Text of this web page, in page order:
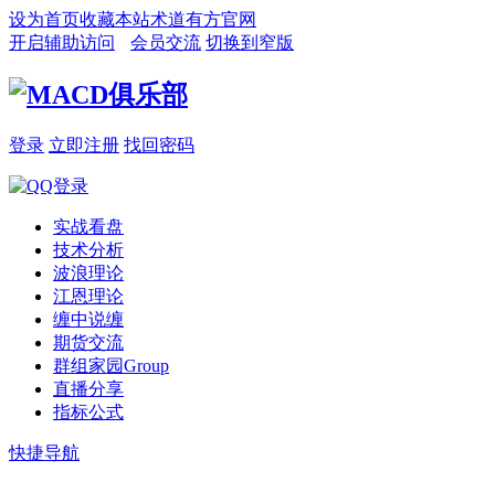
设为首页收藏本站术道有方官网
开启辅助访问
会员交流 切换到窄版
登录 立即注册 找回密码
实战看盘
技术分析
波浪理论
江恩理论
缠中说缠
期货交流
群组家园Group
直播分享
指标公式
快捷导航